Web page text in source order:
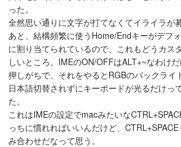
った。
全然思い通りに文字が打てなくてイライラが
あと、結構頻繁に使うHome/Endキーがデフ
に割り当てられているので、これもどうカス
しいところ。IMEのON/OFFはALT+~なわけ
押しがちで、それをやるとRGBのバックライ
日本語切替されずにキーボードが光るだけっ
た。
これはIMEの設定でmacみたいな
っちに慣れればいいんだけど、
み合わせだなって思う。